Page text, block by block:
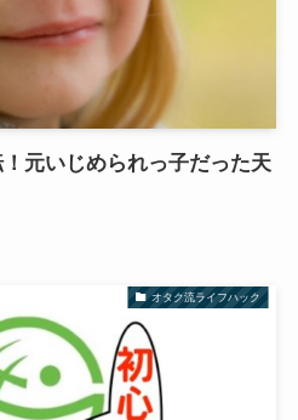
元いじめられっ子だった天
オタク流ライフハック